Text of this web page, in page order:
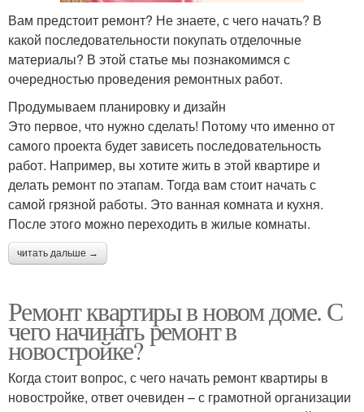
Вам предстоит ремонт? Не знаете, с чего начать? В
какой последовательности покупать отделочные
материалы? В этой статье мы познакомимся с
очередностью проведения ремонтных работ.
Продумываем планировку и дизайн
Это первое, что нужно сделать! Потому что именно от
самого проекта будет зависеть последовательность
работ. Например, вы хотите жить в этой квартире и
делать ремонт по этапам. Тогда вам стоит начать с
самой грязной работы. Это ванная комната и кухня.
После этого можно переходить в жилые комнаты.
читать дальше →
Ремонт квартиры в новом доме. С
чего начинать ремонт в
новостройке?
Когда стоит вопрос, с чего начать ремонт квартиры в
новостройке, ответ очевиден – с грамотной организации